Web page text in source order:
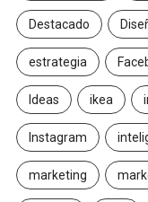
Destacado
estrategia
Ideas ikea
Instagram
marketing